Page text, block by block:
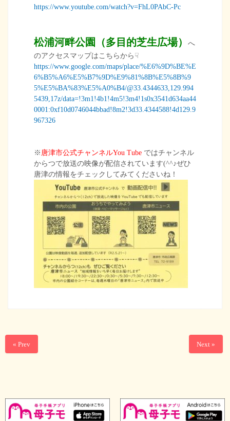
https://www.youtube.com/watch?v=FhL0PAbC-Pc
松浦河畔公園（多目的芝生広場）
へ
のアクセスマップはこちらから☟
https://www.google.com/maps/place/%E6%9D%BE%E
6%B5%A6%E5%B7%9D%E9%81%8B%E5%8B%9
5%E5%BA%83%E5%A0%B4/@33.4344633,129.994
5439,17z/data=!3m1!4b1!4m5!3m4!1s0x3541d634aa44
0001:0xf10d0746044bbad!8m2!3d33.4344588!4d129.9
967326
※ 唐津市公式チャンネルYou Tube ではチャンネル
からつで放送の映像が配信されています(^^♪ぜひ
唐津の情報をチェックしてみてくださいね！
« Prev Next »